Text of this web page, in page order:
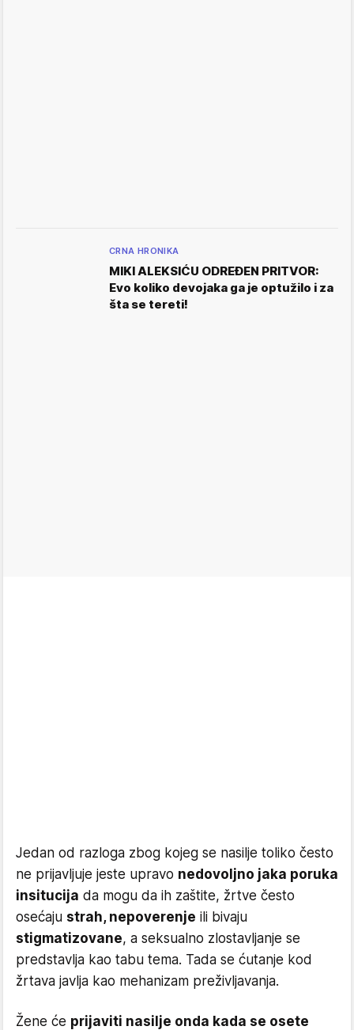
CRNA HRONIKA
MIKI ALEKSIĆU ODREĐEN PRITVOR:
Evo koliko devojaka ga je optužilo i za
šta se tereti!
Jedan od razloga zbog kojeg se nasilje toliko često
ne prijavljuje jeste upravo nedovoljno jaka poruka
insitucija da mogu da ih zaštite, žrtve često
osećaju strah, nepoverenje ili bivaju
stigmatizovane, a seksualno zlostavljanje se
predstavlja kao tabu tema. Tada se ćutanje kod
žrtava javlja kao mehanizam preživljavanja.
Žene će prijaviti nasilje onda kada se osete